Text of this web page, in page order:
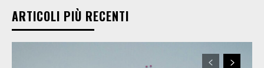
ARTICOLI PIÙ RECENTI